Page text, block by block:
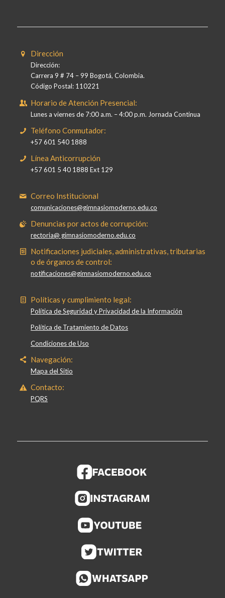
Dirección
Dirección:
Carrera 9 # 74 – 99 Bogotá, Colombia.
Código Postal: 110221
Horario de Atención Presencial:
Lunes a viernes de 7:00 a.m. – 4:00 p.m. Jornada Continua
Teléfono Conmutador:
+57 601 540 1888
Línea Anticorrupción
+57 601 5 40 1888 Ext 129
Correo Institucional
comunicaciones@gimnasiomoderno.edu.co
Denuncias por actos de corrupción:
rectoria@ gimnasiomoderno.edu.co
Notificaciones judiciales, administrativas, tributarias
o de órganos de control:
notificaciones@gimnasiomoderno.edu.co
Políticas y cumplimiento legal:
Política de Seguridad y Privacidad de la Información
Política de Tratamiento de Datos
Condiciones de Uso
Navegación:
Mapa del Sitio
Contacto:
PQRS